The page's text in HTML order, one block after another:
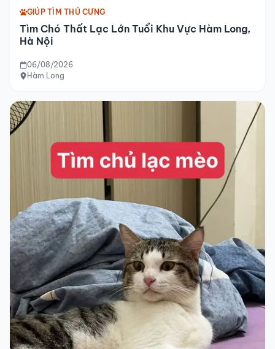
GIÚP TÌM THÚ CƯNG
Tìm Chó Thất Lạc Lớn Tuổi Khu Vực Hàm Long,
Hà Nội
06/08/2026
Hàm Long